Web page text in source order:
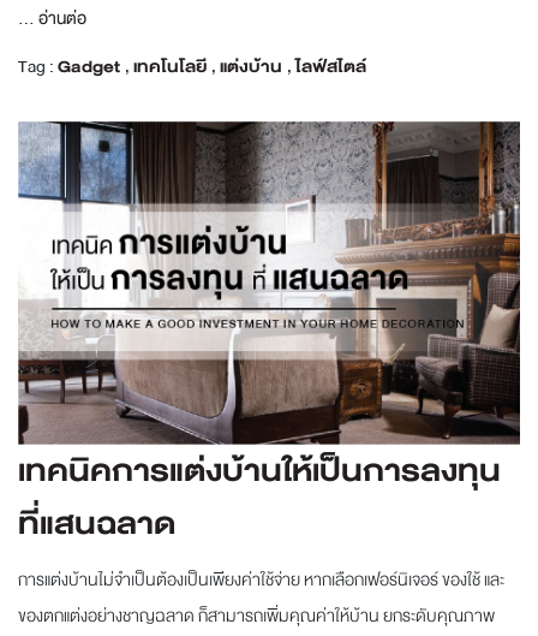
... อ่านต่อ
Tag :Gadget ,เทคโนโลยี ,แต่งบ้าน ,ไลฟ์สไตล์
เทคนิคการแต่งบ้านให้เป็นการลงทุน
ที่แสนฉลาด
การแต่งบ้านไม่จำเป็นต้องเป็นเพียงค่าใช้จ่าย หากเลือกเฟอร์นิเจอร์ ของใช้ และ
ของตกแต่งอย่างชาญฉลาด ก็สามารถเพิ่มคุณค่าให้บ้าน ยกระดับคุณภาพ